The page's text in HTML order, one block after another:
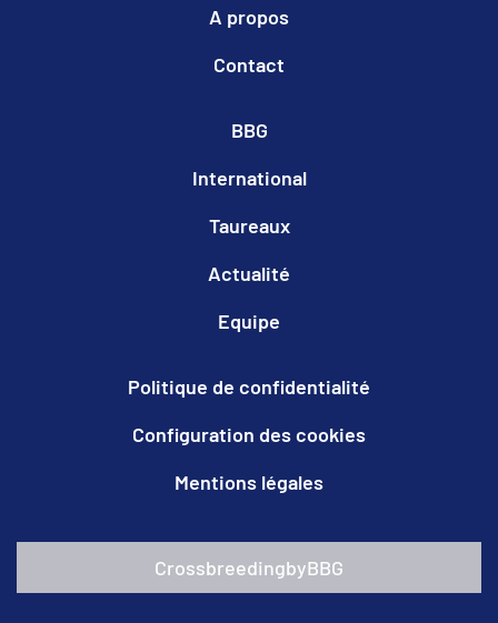
A propos
Contact
BBG
International
Taureaux
Actualité
Equipe
Politique de confidentialité
Configuration des cookies
Mentions légales
CrossbreedingbyBBG